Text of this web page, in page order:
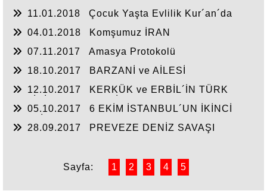
11.01.2018
Çocuk Yaşta Evlilik Kur´an´da
04.01.2018
Komşumuz İRAN
07.11.2017
Amasya Protokolü
18.10.2017
BARZANİ ve AİLESİ
12.10.2017
KERKÜK ve ERBİL´İN TÜRK
05.10.2017
6 EKİM İSTANBUL´UN İKİNCİ
28.09.2017
PREVEZE DENİZ SAVAŞI
Sayfa: 1 2 3 4 5